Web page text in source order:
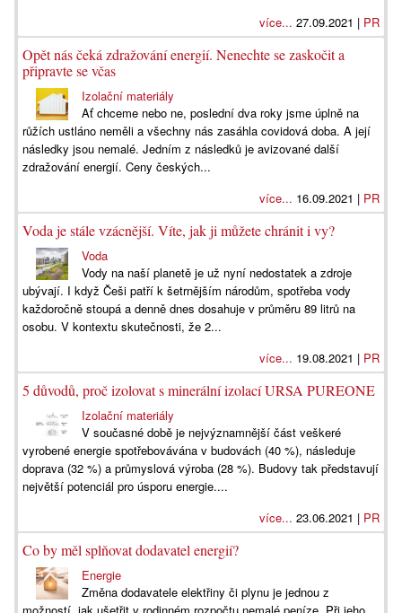
více... 27.09.2021 | PR
Opět nás čeká zdražování energií. Nenechte se zaskočit a
připravte se včas
Izolační materiály
Ať chceme nebo ne, poslední dva roky jsme úplně na
růžích ustláno neměli a všechny nás zasáhla covidová doba. A její
následky jsou nemalé. Jedním z následků je avizované další
zdražování energií. Ceny českých...
více... 16.09.2021 | PR
Voda je stále vzácnější. Víte, jak ji můžete chránit i vy?
Voda
Vody na naší planetě je už nyní nedostatek a zdroje
ubývají. I když Češi patří k šetrnějším národům, spotřeba vody
každoročně stoupá a denně dnes dosahuje v průměru 89 litrů na
osobu. V kontextu skutečnosti, že 2...
více... 19.08.2021 | PR
5 důvodů, proč izolovat s minerální izolací URSA PUREONE
Izolační materiály
V současné době je nejvýznamnější část veškeré
vyrobené energie spotřebovávána v budovách (40 %), následuje
doprava (32 %) a průmyslová výroba (28 %). Budovy tak představují
největší potenciál pro úsporu energie....
více... 23.06.2021 | PR
Co by měl splňovat dodavatel energií?
Energie
Změna dodavatele elektřiny či plynu je jednou z